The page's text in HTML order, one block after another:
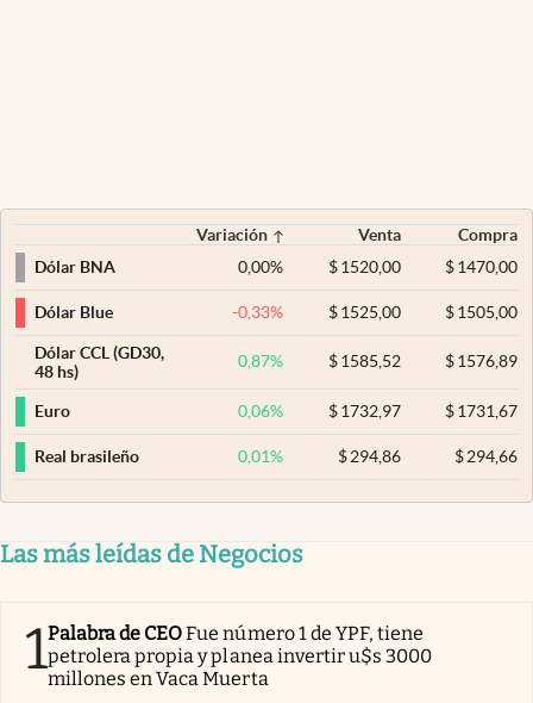
Variación Venta
Compra
Dólar BNA
0,00% $ 1520,00 $1470,00
Dólar Blue -0,33% $ 1525,00 $1505,00
Dólar CCL (GD30,
48 hs)
0,87% $ 1585,52 $1576,89
Euro 0,06% $ 1732,97 $1731,67
Real brasileño 0,01% $ 294,86 $294,66
Las más leídas de Negocios
1Palabra de CEOFue número 1 de YPF, tiene
petrolera propia y planea invertir u$s 3000
millones en Vaca Muerta